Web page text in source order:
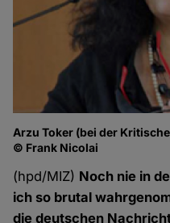
Arzu Toker (bei der
© Frank Nicolai
(hpd/MIZ) Noch nie in
ich so brutal
die deutschen